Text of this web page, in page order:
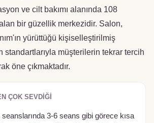
ve cilt bakımı alanında 108
bir güzellik merkezidir. Salon,
yürüttüğü kişiselleştirilmiş
standartlarıyla müşterilerin tekrar tercih
öne çıkmaktadır.
ÇOK SEVDIĞI
3-6 seans gibi görece kısa